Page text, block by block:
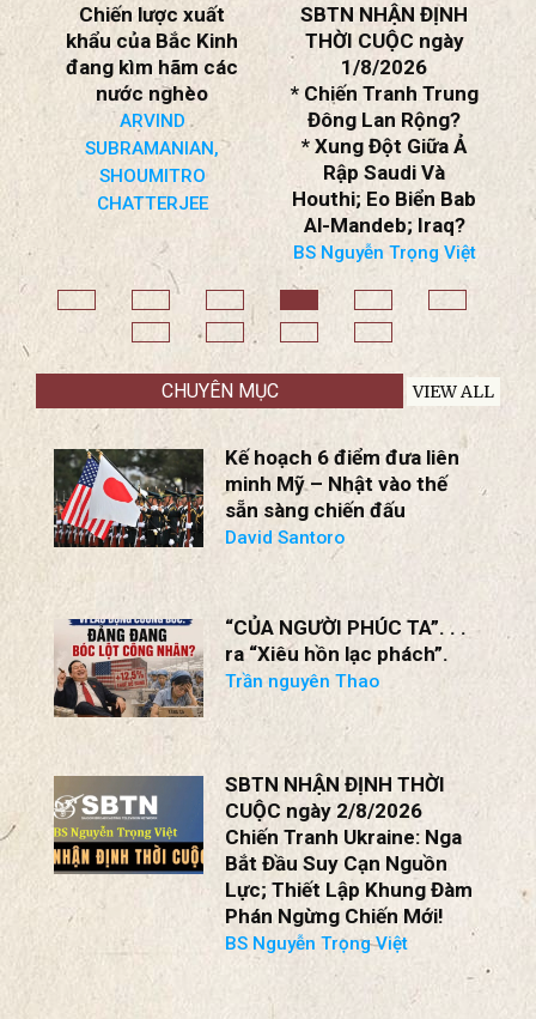
Chiến lược xuất
khẩu của Bắc Kinh
đang kìm hãm các
nước nghèo
ARVIND
SUBRAMANIAN,
SHOUMITRO
CHATTERJEE
SBTN NHẬN ĐỊNH
THỜI CUỘC ngày
1/8/2026
* Chiến Tranh Trung
Đông Lan Rộng?
* Xung Đột Giữa Ả
Rập Saudi Và
Houthi; Eo Biển Bab
Al-Mandeb; Iraq?
BS Nguyễn Trọng Việt
CHUYÊN MỤC VIEW ALL
Kế hoạch 6 điểm đưa liên
minh Mỹ – Nhật vào thế
sẵn sàng chiến đấu
David Santoro
“CỦA NGƯỜI PHÚC TA”. . .
ra “Xiêu hồn lạc phách”.
Trần nguyên Thao
SBTN NHẬN ĐỊNH THỜI
CUỘC ngày 2/8/2026
Chiến Tranh Ukraine: Nga
Bắt Đầu Suy Cạn Nguồn
Lực; Thiết Lập Khung Đàm
Phán Ngừng Chiến Mới!
BS Nguyễn Trọng Việt